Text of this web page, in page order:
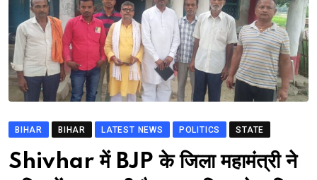
BIHAR BIHAR LATEST NEWS POLITICS STATE
Shivhar में BJP के जिला महामंत्री ने